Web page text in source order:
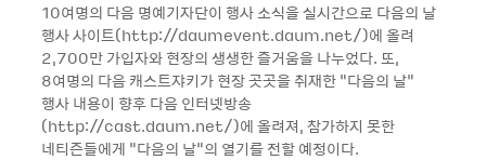
10여명의 다음 명예기자단이 행사 소식을 실시간으로 다음의 날
행사 사이트(http://daumevent.daum.net/)에 올려
2,700만 가입자와 현장의 생생한 즐거움을 나누었다. 또,
8여명의 다음 캐스트쟈키가 현장 곳곳을 취재한 “다음의 날“
행사 내용이 향후 다음 인터넷방송
(http://cast.daum.net/)에 올려져, 참가하지 못한
네티즌들에게 “다음의 날“의 열기를 전할 예정이다.